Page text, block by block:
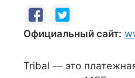
Официальный сайт:
Tribal — это